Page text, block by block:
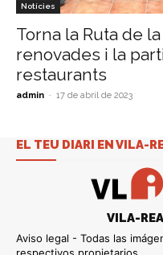
Notícies
Torna la Ruta de
renovades i la
restaurants
admin - 17 de abril de 2023
EL TEU DIARI EN VILA-
VILA-
Aviso legal - Todas las